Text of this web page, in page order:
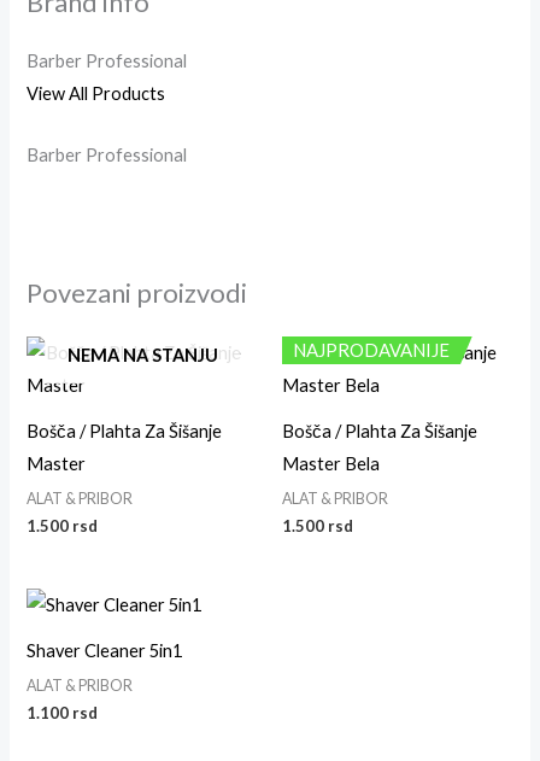
Barber Professional
View All Products
Barber Professional
Povezani proizvodi
NEMA NA STANJU
Bošča / Plahta Za Šišanje
Master
ALAT & PRIBOR
1.500 rsd
NAJPRODAVANIJE
Bošča / Plahta Za Šišanje
Master Bela
ALAT & PRIBOR
1.500 rsd
Shaver Cleaner 5in1
ALAT & PRIBOR
1.100 rsd